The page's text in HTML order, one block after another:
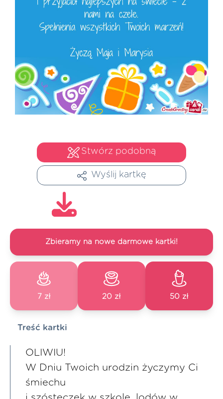
Stwórz podobną
Wyślij kartkę
Zbieramy na nowe darmowe kartki!
7 zł 20 zł 50 zł
Treść kartki
OLIWIU!
W Dniu Twoich urodzin życzymy Ci
śmiechu